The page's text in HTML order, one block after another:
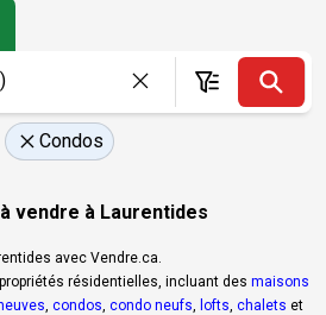
Condos
vendre à Laurentides
avec Vendre.ca.
résidentielles, incluant des maisons
condos condo neufs lofts chalets et